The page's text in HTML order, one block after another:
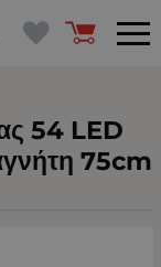
54 LED
75cm